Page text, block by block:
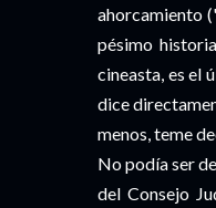
ahorcamiento
pésimo
cineasta, es el
dice
menos, teme
No podía ser
del Consejo